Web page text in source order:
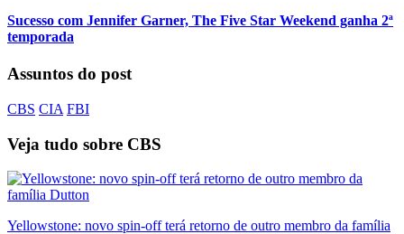
Sucesso com Jennifer Garner, The Five Star Weekend ganha 2ª
temporada
Assuntos do post
CBS CIA FBI
Veja tudo sobre CBS
Yellowstone: novo spin-off terá retorno de outro membro da família